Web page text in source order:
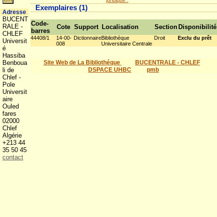
Exemplaires (1)
Code-
barres
Cote Support Localisation Section Disponibilité
44408/1
14-00-
008
DictionnaireBibliothèque
Universitaire Centrale
Droit Exclu du prêt
Site Web de La Bibliothéque
BUCENTRALE - CHLEF
DSPACE UHBC
pmb
Adresse
BUCENT
RALE -
CHLEF
Universit
é
Hassiba
Benboua
li de
Chlef -
Pole
Universit
aire
Ouled
fares
02000
Chlef
Algérie
+213 44
35 50 45
contact